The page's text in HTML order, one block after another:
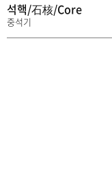
석핵/石核/Core
중석기